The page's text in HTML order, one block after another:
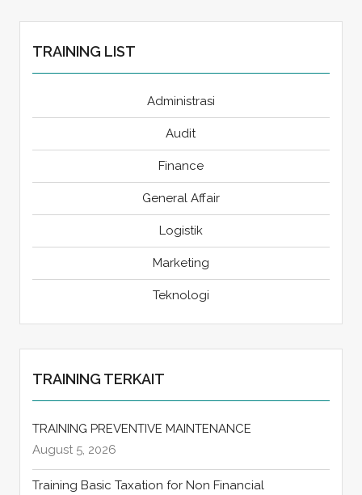
TRAINING LIST
Administrasi
Audit
Finance
General Affair
Logistik
Marketing
Teknologi
TRAINING TERKAIT
TRAINING PREVENTIVE MAINTENANCE
August 5, 2026
Training Basic Taxation for Non Financial